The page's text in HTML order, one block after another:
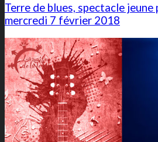
Terre de blues, spectacle jeune
mercredi 7 février 2018